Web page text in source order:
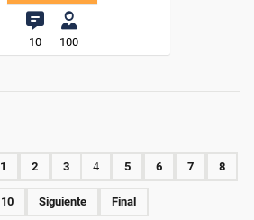
10 100
1 2 3 4 5 6 7 8
10 Siguiente Final